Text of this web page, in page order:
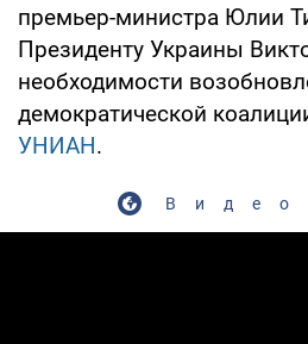
премьер-министра Юлии
Президенту Украины
необходимости
демократической
УНИАН.